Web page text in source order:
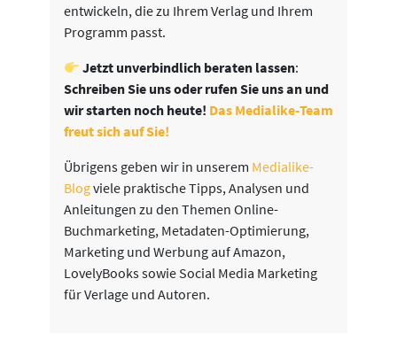
entwickeln, die zu Ihrem Verlag und Ihrem
Programm passt.
Jetzt unverbindlich beraten lassen:
Schreiben Sie uns oder rufen Sie uns an und
wir starten noch heute! Das Medialike-Team
freut sich auf Sie!
Übrigens geben wir in unserem Medialike-
Blogviele praktische Tipps, Analysen und
Anleitungen zu den Themen Online-
Buchmarketing, Metadaten-Optimierung,
Marketing und Werbung auf Amazon,
LovelyBooks sowie Social Media Marketing
für Verlage und Autoren.